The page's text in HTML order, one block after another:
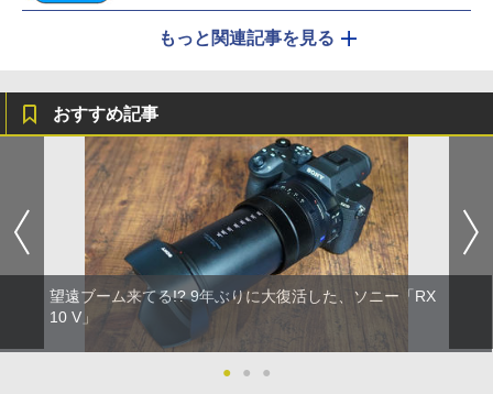
もっと関連記事を見る
おすすめ記事
望遠ブーム来てる!? 9年ぶりに大復活した、ソニー「RX
10 V」
● ● ●